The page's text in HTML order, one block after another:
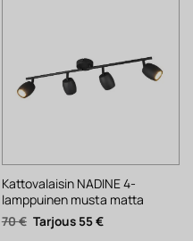
Kattovalaisin NADINE 4-
lamppuinen musta matta
70€ Alkuperäinen
hinta
55€Nykyinen